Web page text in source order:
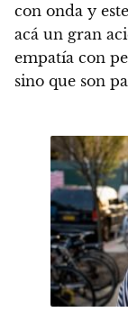
con onda y
acá un gran
empatía con
sino que son